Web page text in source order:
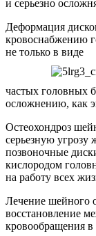
и серьезно
Деформация
кровоснабжению
не только в виде
частых головных
осложнению, как
Остеохондроз
серьезную угрозу
позвоночные
кислородом
на работу всех
Лечение шейного
восстановление
кровообращения